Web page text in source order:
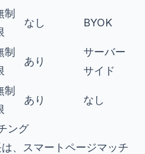
制
なし BYOK
制
あり
サーバー
サイド
制
あり なし
ング
、スマートページマッチ